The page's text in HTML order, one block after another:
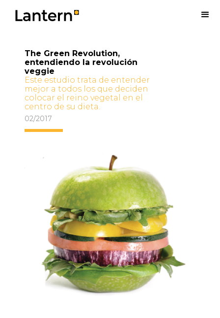
The Green Revolution,
entendiendo la revolución
veggie
Este estudio trata de entender
mejor a todos los que deciden
colocar el reino vegetal en el
centro de su dieta.
02/2017